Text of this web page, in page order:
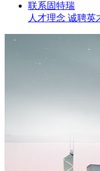
联系固特瑞
人才理念 诚聘英